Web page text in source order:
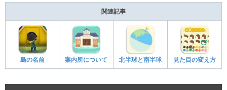
関連記事
島の名前 案内所について 北半球と南半球 見た目の変え方